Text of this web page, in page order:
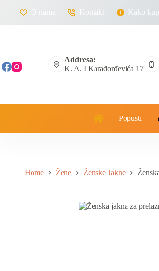
O nama Kontakt Kako
Addresa:
K. A. I Karađorđevića 17
Popusti
Home Žene Ženske Jakne